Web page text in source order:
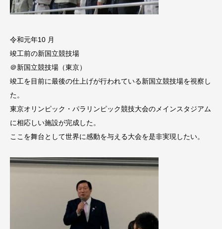
令和元年10 月
竣工前の新国立競技場
＠新国立競技場（東京）
竣工を目前に最後の仕上げが行われている新国立競技場を視察し
た。
東京オリンピック・パラリンピック競技大会のメインスタジアム
に相応しい施設が完成した。
ここを舞台として世界に感動を与える大会を是非実現したい。